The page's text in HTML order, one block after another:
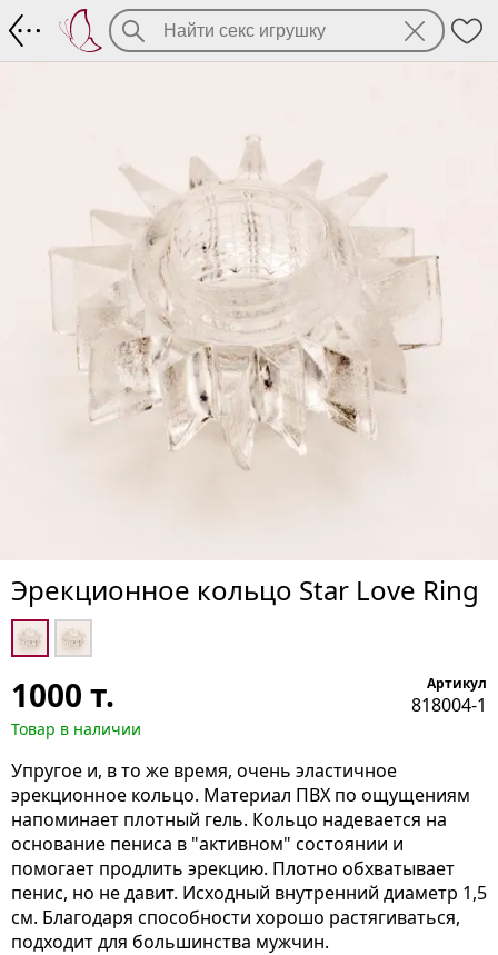
Эрекционное кольцо Star Love Ring
1000 т.
Товар в наличии
Артикул
818004-1
Упругое и, в то же время, очень эластичное
эрекционное кольцо. Материал ПВХ по ощущениям
напоминает плотный гель. Кольцо надевается на
основание пениса в "активном" состоянии и
помогает продлить эрекцию. Плотно обхватывает
пенис, но не давит. Исходный внутренний диаметр 1,5
см. Благодаря способности хорошо растягиваться,
подходит для большинства мужчин.
Эрекционное кольцо Star Love Ring